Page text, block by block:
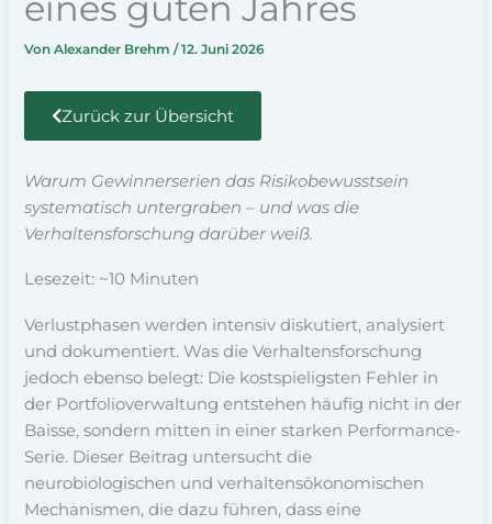
VonAlexander Brehm/12. Juni 2026
Zurück zur Übersicht
Warum Gewinnerserien das Risikobewusstsein
systematisch untergraben – und was die
Verhaltensforschung darüber weiß.
Lesezeit: ~10 Minuten
Verlustphasen werden intensiv diskutiert, analysiert
und dokumentiert. Was die Verhaltensforschung
jedoch ebenso belegt: Die kostspieligsten Fehler in
der Portfolioverwaltung entstehen häufig nicht in der
Baisse, sondern mitten in einer starken Performance-
Serie. Dieser Beitrag untersucht die
neurobiologischen und verhaltensökonomischen
Mechanismen, die dazu führen, dass eine